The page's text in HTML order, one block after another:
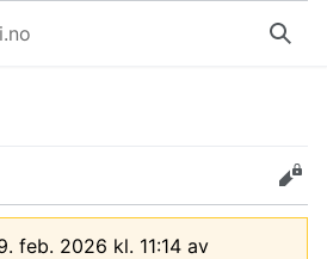
Søk
Rediger
feb. 2026 kl. 11:14 av